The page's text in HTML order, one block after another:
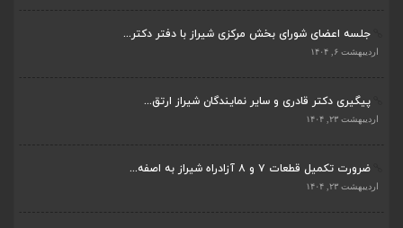
جلسه اعضای شورای بخش مرکزی شیراز با دفتر دکتر...
اردیبهشت ۶, ۱۴۰۴
پیگیری دکتر قادری و سایر نمایندگان شیراز ارتق...
اردیبهشت ۲۳, ۱۴۰۴
ضرورت تکمیل قطعات ۷ و ۸ آزادراه شیراز به اصفه...
اردیبهشت ۲۳, ۱۴۰۴